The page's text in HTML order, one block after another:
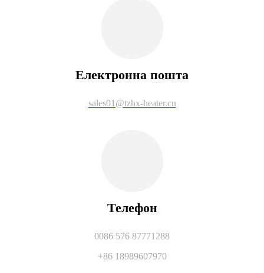
Електронна пошта
sales01@tzhx-heater.cn
Телефон
0086 576 87771288
+86 18989607970